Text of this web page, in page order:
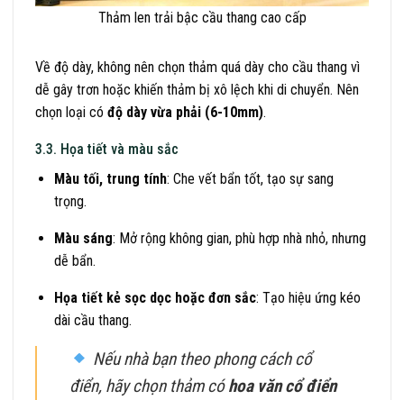
Thảm len trải bậc cầu thang cao cấp
Về độ dày, không nên chọn thảm quá dày cho cầu thang vì
dễ gây trơn hoặc khiến thảm bị xô lệch khi di chuyển. Nên
chọn loại có độ dày vừa phải (6-10mm).
3.3. Họa tiết và màu sắc
Màu tối, trung tính: Che vết bẩn tốt, tạo sự sang
trọng.
Màu sáng: Mở rộng không gian, phù hợp nhà nhỏ, nhưng
dễ bẩn.
Họa tiết kẻ sọc dọc hoặc đơn sắc: Tạo hiệu ứng kéo
dài cầu thang.
Nếu nhà bạn theo phong cách cổ
điển, hãy chọn thảm cóhoa văn cổ điển